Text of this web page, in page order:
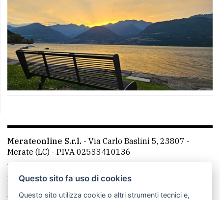
Merateonline S.r.l. - Via Carlo Baslini 5, 23807 -
Merate (LC) - P.IVA 02533410136
Telefono:
mail: redazione@leccoonline.com
La redazione
MerateOnline CasateOnline RSS
Questo sito fa uso di cookies
Questo sito utilizza cookie o altri strumenti tecnici e,